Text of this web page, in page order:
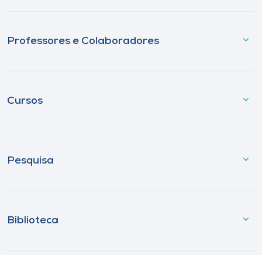
Professores e Colaboradores
Cursos
Pesquisa
Biblioteca